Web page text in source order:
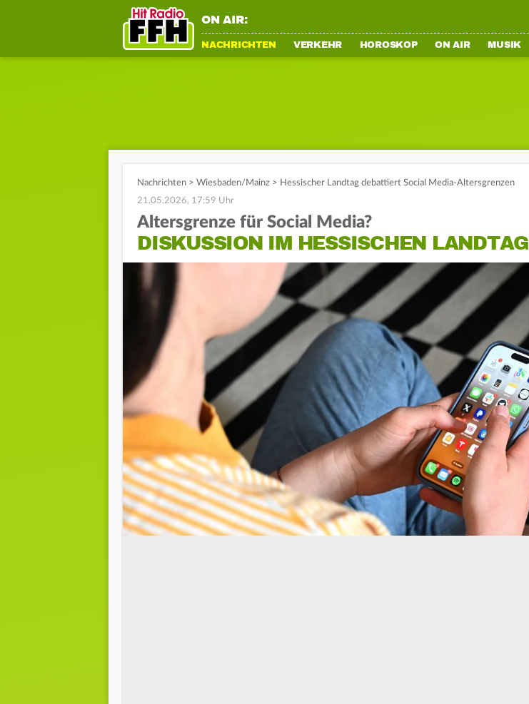
ON AIR:
NACHRICHTEN VERKEHR HOROSKOP ON AIR MUSIK
Nachrichten > Wiesbaden/Mainz > Hessischer Landtag debattiert Social Media-Altersgrenzen
21.05.2026, 17:59 Uhr
Altersgrenze für Social Media?
DISKUSSION IM HESSISCHEN LANDTAG